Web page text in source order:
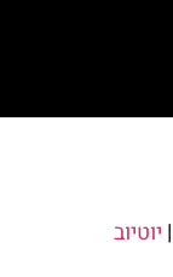
| יוטיוב